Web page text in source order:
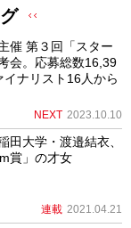
催 第３回「スター
会。応募総数16,39
ナリスト16人から
NEXT 2023.10.10
田大学・渡邉結衣、
賞」の才女
連載 2021.04.21